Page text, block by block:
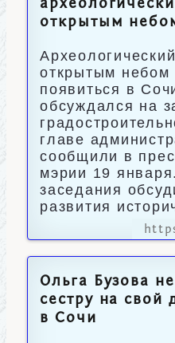
открытым
открытым небом
появиться в
обсуждался на
главе
сообщили в
мэрии 19
заседания
развития
Ольга Бузова
сестру на свой
в Сочи